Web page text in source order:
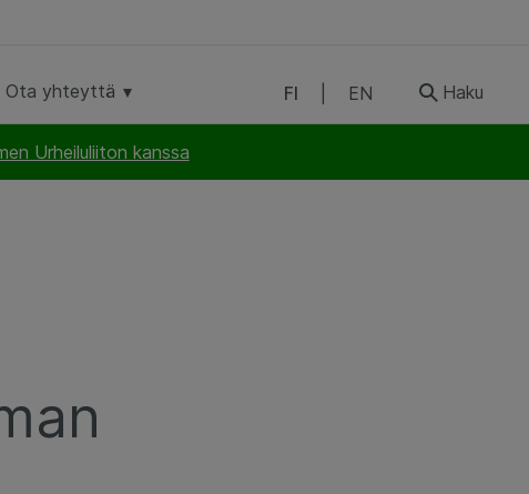
Ota yhteyttä FI EN Haku
Urheiluliiton kanssa